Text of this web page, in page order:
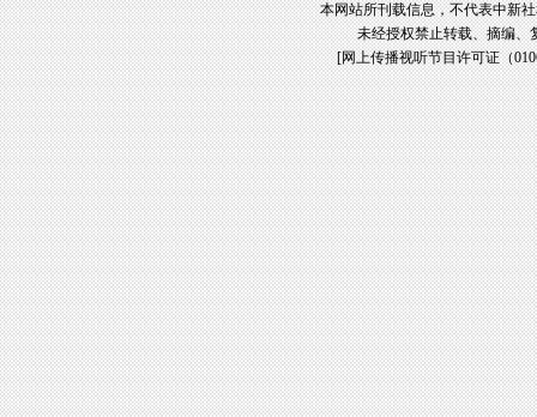
本网站所刊载信息，不代表中新
未经授权禁止转载、摘编、
[网上传播视听节目许可证（